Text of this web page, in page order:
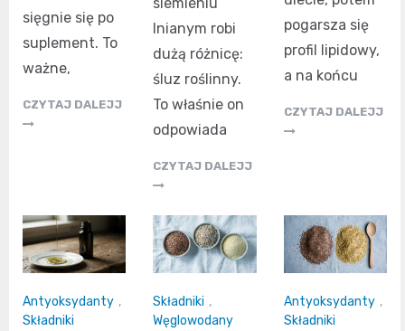
sięgnie się po
suplement. To
ważne,
CZYTAJ DALEJJ
lnianym robi
dużą różnicę:
śluz roślinny.
To właśnie on
odpowiada
CZYTAJ DALEJJ
pogarsza się
profil lipidowy,
a na końcu
CZYTAJ DALEJJ
Antyoksydanty ,
Składniki
Składniki ,
Węglowodany
Antyoksydanty ,
Składniki